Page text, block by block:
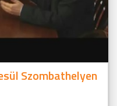
Szombathelyen